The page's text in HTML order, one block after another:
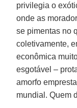
privilegia o
onde as
se pimentas no
coletivamente,
econômica
esgotável –
amorfo
mundial. Quem